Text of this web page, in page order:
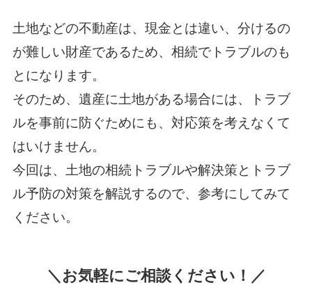
土地などの不動産は、現金とは違い、分けるの
が難しい財産であるため、相続でトラブルのも
とになります。
そのため、遺産に土地がある場合には、トラブ
ルを事前に防ぐためにも、対応策を考えなくて
はいけません。
今回は、土地の相続トラブルや解決策とトラブ
ル予防の対策を解説するので、参考にしてみて
ください。
＼お気軽にご相談ください！／